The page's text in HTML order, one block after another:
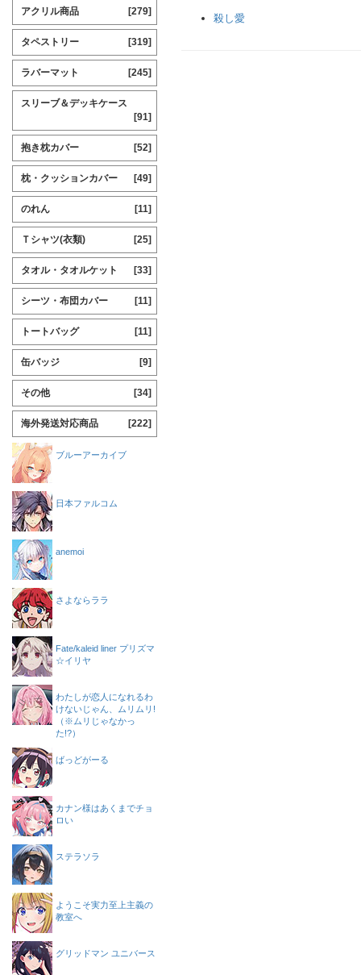
殺し愛
アクリル商品 [279]
タペストリー [319]
ラバーマット [245]
スリーブ＆デッキケース
[91]
抱き枕カバー [52]
枕・クッションカバー [49]
のれん [11]
Ｔシャツ(衣類) [25]
タオル・タオルケット [33]
シーツ・布団カバー [11]
トートバッグ [11]
缶バッジ [9]
その他 [34]
海外発送対応商品 [222]
ブルーアーカイブ
日本ファルコム
anemoi
さよならララ
Fate/kaleid liner プリズマ
☆イリヤ
わたしが恋人になれるわ
けないじゃん、ムリムリ!
（※ムリじゃなかっ
た!?）
ばっどがーる
カナン様はあくまでチョ
ロい
ステラソラ
ようこそ実力至上主義の
教室へ
グリッドマン ユニバース